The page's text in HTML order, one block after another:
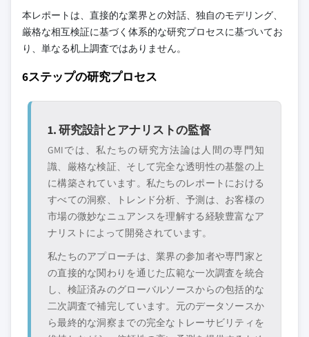
本レポートは、直接的な業界との対話、独自のモデリング、
厳格な相互検証に基づく体系的な研究プロセスに基づいてお
り、単なる机上調査ではありません。
6ステップの研究プロセス
1. 研究設計とアナリストの監督
GMIでは、私たちの研究方法論は人間の専門知
識、厳格な検証、そして完全な透明性の基盤の上
に構築されています。私たちのレポートにおける
すべての洞察、トレンド分析、予測は、お客様の
市場の微妙なニュアンスを理解する経験豊富なア
ナリストによって開発されています。
私たちのアプローチは、業界の参加者や専門家と
の直接的な関わりを通じた広範な一次調査を統合
し、検証済みのグローバルソースからの包括的な
二次調査で補完しています。元のデータソースか
ら最終的な洞察までの完全なトレーサビリティを